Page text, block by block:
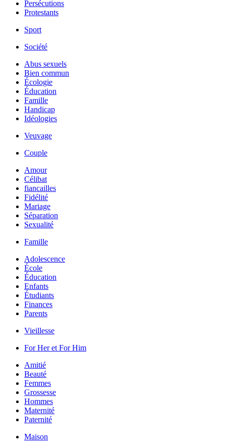
Persécutions
Protestants
Sport
Société
Abus sexuels
Bien commun
Écologie
Éducation
Famille
Handicap
Idéologies
Veuvage
Couple
Amour
Célibat
fiancailles
Fidélité
Mariage
Séparation
Sexualité
Famille
Adolescence
École
Éducation
Enfants
Étudiants
Finances
Parents
Vieillesse
For Her et For Him
Amitié
Beauté
Femmes
Grossesse
Hommes
Maternité
Paternité
Maison